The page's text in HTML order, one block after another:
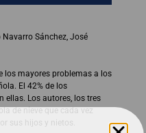
Sánchez, José
los mayores problemas a los
El 42% de los
ellas. Los autores, los tres
de nieve que cada vez
sus hijos y nietos.